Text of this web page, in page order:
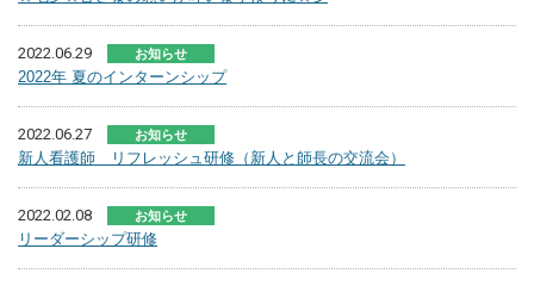
2022.06.29 お知らせ
2022年 夏のインターンシップ
2022.06.27 お知らせ
新人看護師 リフレッシュ研修（新人と師長の交流会）
2022.02.08 お知らせ
リーダーシップ研修